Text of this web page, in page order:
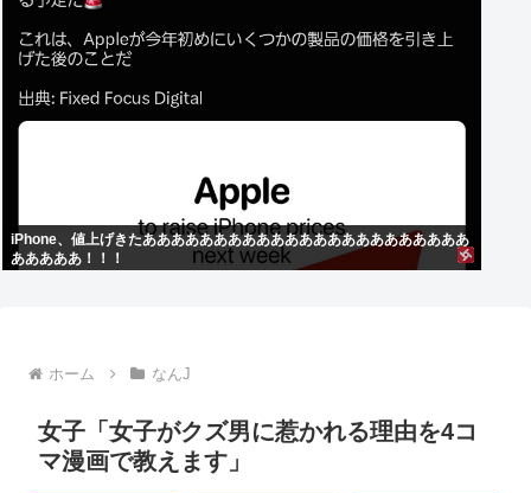
iPhone、値上げきたあああああああああああああああああああああああ
あああああ！！！
ホーム なんJ
女子「女子がクズ男に惹かれる理由を4コ
マ漫画で教えます」